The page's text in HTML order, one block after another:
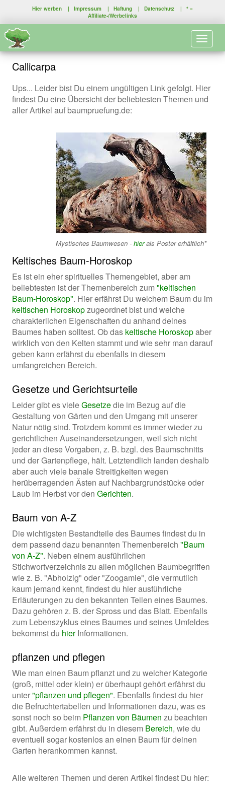
Hier werben | Impressum | Haftung | Datenschutz | * =
Affiliate-/Werbelinks
Callicarpa
Ups... Leider bist Du einem ungültigen Link gefolgt. Hier
findest Du eine Übersicht der beliebtesten Themen und
aller Artikel auf baumpruefung.de:
Mystisches Baumwesen - hierals Poster erhältlich*
Keltisches Baum-Horoskop
Es ist ein eher spirituelles Themengebiet, aber am
beliebtesten ist der Themenbereich zum "keltischen
Baum-Horoskop". Hier erfährst Du welchem Baum du im
keltischen Horoskopzugeordnet bist und welche
charakterlichen Eigenschaften du anhand deines
Baumes haben solltest. Ob das keltische Horoskopaber
wirklich von den Kelten stammt und wie sehr man darauf
geben kann erfährst du ebenfalls in diesem
umfangreichen Bereich.
Gesetze und Gerichtsurteile
Leider gibt es vieleGesetzedie im Bezug auf die
Gestaltung von Gärten und den Umgang mit unserer
Natur nötig sind. Trotzdem kommt es immer wieder zu
gerichtlichen Auseinandersetzungen, weil sich nicht
jeder an diese Vorgaben, z. B. bzgl. des Baumschnitts
und der Gartenpflege, hält. Letztendlich landen deshalb
aber auch viele banale Streitigkeiten wegen
herüberragenden Ästen auf Nachbargrundstücke oder
Laub im Herbst vor den Gerichten.
Baum von A-Z
Die wichtigsten Bestandteile des Baumes findest du in
dem passend dazu benannten Themenbereich "Baum
von A-Z". Neben einem ausführlichen
Stichwortverzeichnis zu allen möglichen Baumbegriffen
wie z. B. "Abholzig" oder "Zoogamie", die vermutlich
kaum jemand kennt, findest du hier ausführliche
Erläuterungen zu den bekannten Teilen eines Baumes.
Dazu gehören z. B. der Spross und das Blatt. Ebenfalls
zum Lebenszyklus eines Baumes und seines Umfeldes
bekommst du hierInformationen.
pflanzen und pflegen
Wie man einen Baum pflanzt und zu welcher Kategorie
(groß, mittel oder klein) er überhaupt gehört erfährst du
unter"pflanzen und pflegen". Ebenfalls findest du hier
die Befruchtertabellen und Informationen dazu, was es
sonst noch so beim Pflanzen von Bäumen zu beachten
gibt. Außerdem erfährst du in diesem Bereich, wie du
eventuell sogar kostenlos an einen Baum für deinen
Garten herankommen kannst.
Alle weiteren Themen und deren Artikel findest Du hier: